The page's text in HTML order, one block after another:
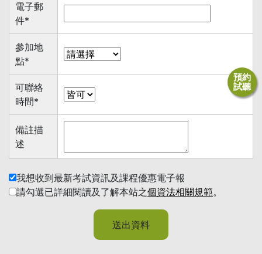
預約
試聽
電子郵
件*
參加地
點*
可聯絡
時間*
備註描
述
我想收到最新考試資訊及課程優惠電子報
請勾選已詳細閱讀及了解本站之個資法相關規範。
送出資料